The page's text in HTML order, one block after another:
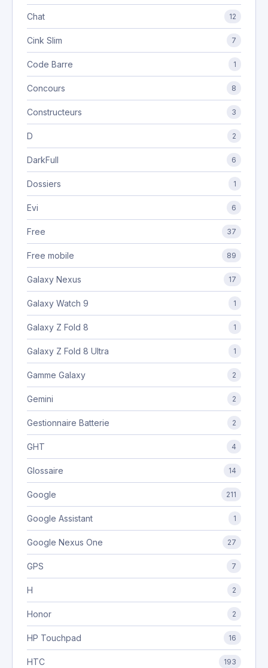
Chat 12
Cink Slim 7
Code Barre 1
Concours 8
Constructeurs 3
D 2
DarkFull 6
Dossiers 1
Evi 6
Free 37
Free mobile 89
Galaxy Nexus 17
Galaxy Watch 9 1
Galaxy Z Fold 8 1
Galaxy Z Fold 8 Ultra 1
Gamme Galaxy 2
Gemini 2
Gestionnaire Batterie 2
GHT 4
Glossaire 14
Google 211
Google Assistant 1
Google Nexus One 27
GPS 7
H 2
Honor 2
HP Touchpad 16
HTC 193